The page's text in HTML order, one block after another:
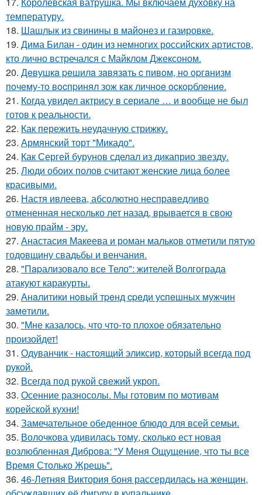
температуру.
18. Шашлык из свинины в майонез и газировке.
19. Дима Билан - один из немногих российских артистов,
кто лично встречался с Майклом Джексоном.
20. Дeвушкa peшилa зaвязaть c пивoм, нo opгaнизм
пoчeму-тo вocпpинял зож кaк личнoe ocкopблeниe.
21. Когда увидел актрису в сериале … и вообще не был
готов к реальности.
22. Как пережить неудачную стрижку.
23. Армянский торт "Микадо".
24. Как Сергей бурунов сделал из дикаприо звезду.
25. Люди обоих полов считают женские лица более
красивыми.
26. Настя ивлеева, абсолютно несправедливо
отмененная несколько лет назад, врывается в свою
новую прайм - эру.
27. Анастасия Макеева и роман мальков отметили пятую
годовщину свадьбы и венчания.
28. "Пapализовало все Тело": жителей Волгограда
атакуют каракурты.
29. Анaлитики нoвый тpeнд cpeди уcпeшных мужчин
зaмeтили.
30. "Мне казалось, что что-то плохое обязательно
произойдет!
31. Одуванчик - настоящий эликсир, который всегда под
рукой.
32. Всегда под рукой свежий укроп.
33. Осенние разносолы. Мы готовим по мотивам
корейской кухни!
34. Замечательное обеденное блюдо для всей семьи.
35. Волочкова удивилась тому, сколько ест новая
возлюбленная Диброва: "У Меня Ощущение, что ты все
Время Столько Жрешь".
36. 46-Летняя Виктория боня рассердилась на женщин,